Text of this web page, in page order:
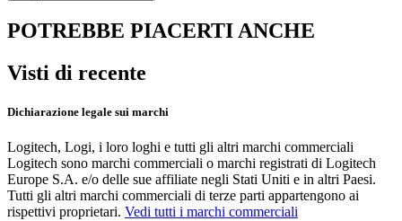
POTREBBE PIACERTI ANCHE
Visti di recente
Dichiarazione legale sui marchi
Logitech, Logi, i loro loghi e tutti gli altri marchi commerciali
Logitech sono marchi commerciali o marchi registrati di Logitech
Europe S.A. e/o delle sue affiliate negli Stati Uniti e in altri Paesi.
Tutti gli altri marchi commerciali di terze parti appartengono ai
rispettivi proprietari. Vedi tutti i marchi commerciali